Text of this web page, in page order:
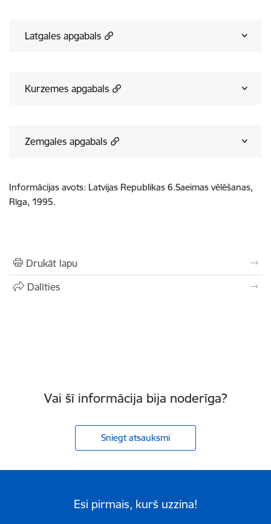
Latgales apgabals
Kurzemes apgabals
Zemgales apgabals
Informācijas avots: Latvijas Republikas 6.Saeimas vēlēšanas,
Rīga, 1995.
Drukāt lapu
Dalīties
Vai šī informācija bija noderīga?
Sniegt atsauksmi
Esi pirmais, kurš uzzina!